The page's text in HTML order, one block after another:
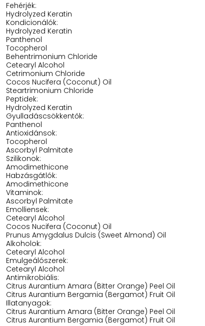
Fehérjék:
Hydrolyzed Keratin
Kondicionálók:
Hydrolyzed Keratin
Panthenol
Tocopherol
Behentrimonium Chloride
Cetearyl Alcohol
Cetrimonium Chloride
Cocos Nucifera (Coconut) Oil
Steartrimonium Chloride
Peptidek:
Hydrolyzed Keratin
Gyulladáscsökkentők:
Panthenol
Antioxidánsok:
Tocopherol
Ascorbyl Palmitate
Szilikonok:
Amodimethicone
Habzásgátlók:
Amodimethicone
Vitaminok:
Ascorbyl Palmitate
Emolliensek:
Cetearyl Alcohol
Cocos Nucifera (Coconut) Oil
Prunus Amygdalus Dulcis (Sweet Almond) Oil
Alkoholok:
Cetearyl Alcohol
Emulgeálószerek:
Cetearyl Alcohol
Antimikrobiális:
Citrus Aurantium Amara (Bitter Orange) Peel Oil
Citrus Aurantium Bergamia (Bergamot) Fruit Oil
Illatanyagok:
Citrus Aurantium Amara (Bitter Orange) Peel Oil
Citrus Aurantium Bergamia (Bergamot) Fruit Oil